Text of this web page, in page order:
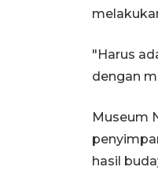
"Harus
dengan
Museum
hasil